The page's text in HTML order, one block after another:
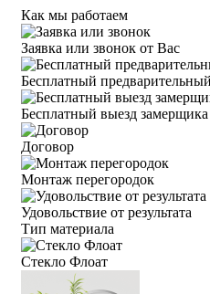
Как мы работаем
Заявка или звонок от Вас
Бесплатный
Бесплатный выезд замерщика
Договор
Монтаж перегородок
Удовольствие от результата
Тип материала
Стекло Флоат